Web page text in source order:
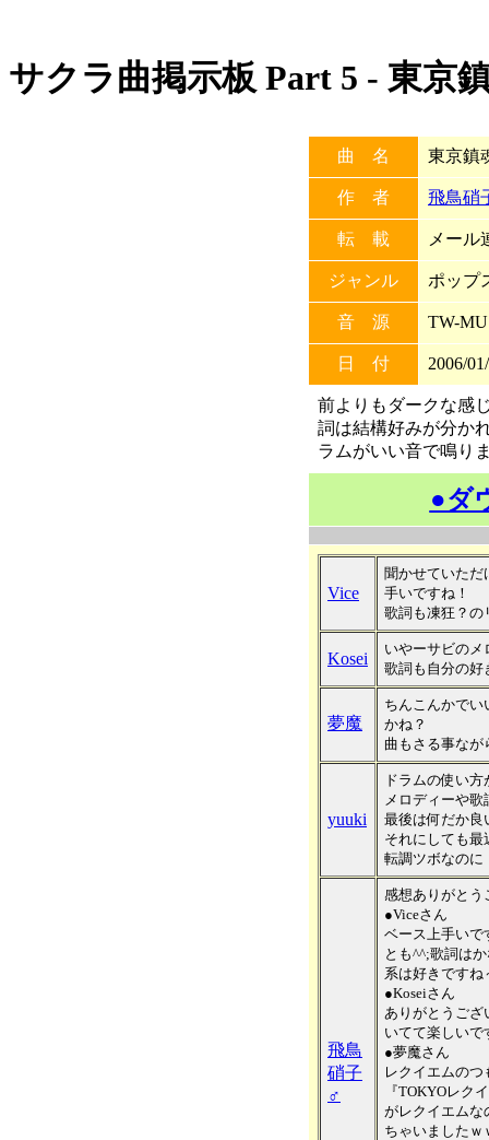
サクラ曲掲示板 Part 5 - 東京
曲 名 東京鎮
作 者 飛鳥硝
転 載 メール
ジャンル ポップ
音 源 TW-
日 付 2006/
前よりもダークな感
詞は結構好みが分か
ラムがいい音で鳴り
●ダ
Vice
聞かせていただ
手いですね！
歌詞も凍狂？の
Kosei
いやーサビのメ
歌詞も自分の好
夢魔
ちんこんかでい
かね？
曲もさる事なが
yuuki
ドラムの使い
メロディーや
最後は何だか良
それにしても最
転調ツボなのに
飛鳥
硝子
♂
感想ありがとう
●Viceさん
ベース上手いで
とも^^;歌詞は
系は好きですね
●Koseiさん
ありがとうござ
いてて楽しいで
●夢魔さん
レクイエムの
『TOKYOレク
がレクイエムな
ちゃいましたｗ